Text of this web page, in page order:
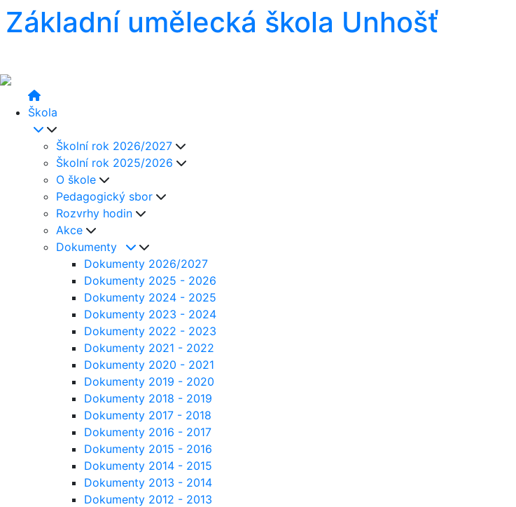
Základní umělecká škola Unhošť
Škola
Školní rok 2026/2027
Školní rok 2025/2026
O škole
Pedagogický sbor
Rozvrhy hodin
Akce
Dokumenty
Dokumenty 2026/2027
Dokumenty 2025 - 2026
Dokumenty 2024 - 2025
Dokumenty 2023 - 2024
Dokumenty 2022 - 2023
Dokumenty 2021 - 2022
Dokumenty 2020 - 2021
Dokumenty 2019 - 2020
Dokumenty 2018 - 2019
Dokumenty 2017 - 2018
Dokumenty 2016 - 2017
Dokumenty 2015 - 2016
Dokumenty 2014 - 2015
Dokumenty 2013 - 2014
Dokumenty 2012 - 2013